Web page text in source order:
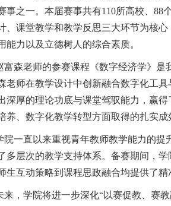
事之一。本届赛事共有110所高校、88
、课堂教学和教学反思三大环节为核
能力以及立德树人的综合素质。
富森老师的参赛课程《数字经济学》
老师在教学设计中创新融合数字化工
深厚的理论功底与课堂驾驭能力，赢
养、数字化教学转型方面取得的扎实成
院一直以来重视青年教师教学能力的
多层次的教学支持体系。备赛期间，
生互动策略到课程思政融合均提供了
来，学院将进一步深化“以赛促教、赛